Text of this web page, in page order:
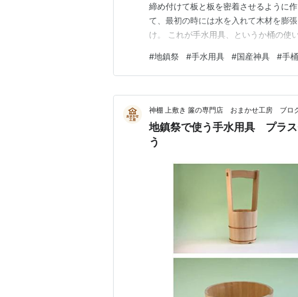
締め付けて板と板を密着させるように
て、最初の時には水を入れて木材を膨
け。 これが手水用具、というか桶の使
おいてください。 タガなどはお飾りと
ど、こちらのタガは締め付けです、バ
#地鎮祭 #手水用具 #国産神具 #手桶
神棚 上敷き 簾の専門店 おまかせ工房 ブロ
地鎮祭で使う手水用具 プラス
う